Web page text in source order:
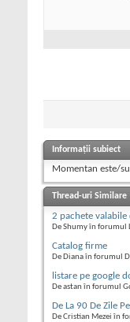
Informații subiect
Momentan este/
Thread-uri Similare
2 pachete
De Shumy în forumul
Catalog firme
De Diana în forumul
listare pe google
De astan în forumul
De La 90 De Zile
De Cristian Mezei în